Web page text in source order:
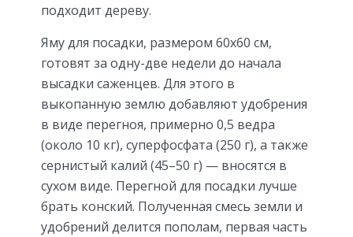
подходит дереву.
Яму для посадки, размером 60х60 см,
готовят за одну-две недели до начала
высадки саженцев. Для этого в
выкопанную землю добавляют удобрения
в виде перегноя, примерно 0,5 ведра
(около 10 кг), суперфосфата (250 г), а также
сернистый калий (45–50 г) — вносятся в
сухом виде. Перегной для посадки лучше
брать конский. Полученная смесь земли и
удобрений делится пополам, первая часть